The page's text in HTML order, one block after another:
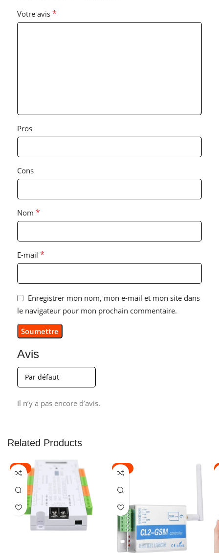
Avis
Il n’y a pas encore d’avis.
Votre avis *
Pros
Cons
Nom *
E-mail *
Enregistrer mon nom, mon e-mail et mon site dans
le navigateur pour mon prochain commentaire.
Related Products
-21% -11%